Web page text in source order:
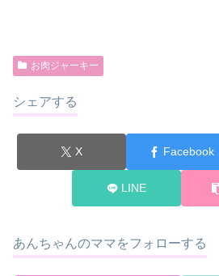
お肉ジャーキー
シェアする
X Facebook
LINE
あんちゃんのママをフォローする